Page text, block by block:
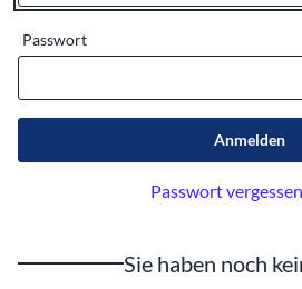
Passwort
Anmelden
Passwort
Sie haben noch